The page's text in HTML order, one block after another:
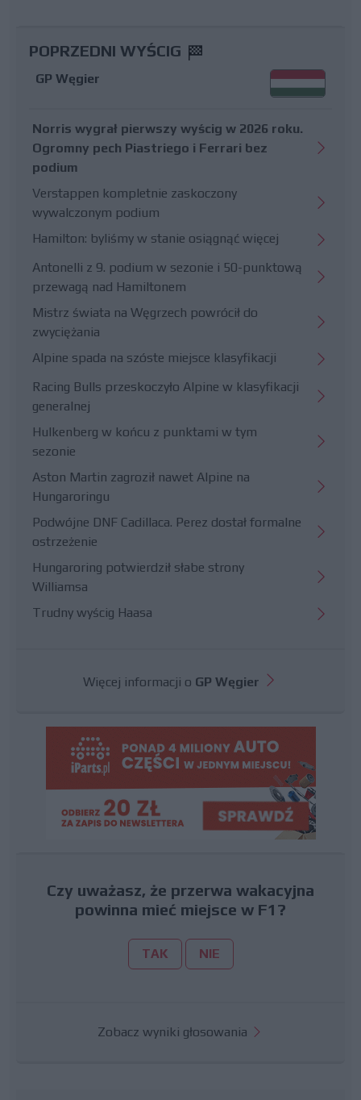
POPRZEDNI WYŚCIG
GP Węgier
Norris wygrał pierwszy wyścig w 2026 roku.
Ogromny pech Piastriego i Ferrari bez
podium
Verstappen kompletnie zaskoczony
wywalczonym podium
Hamilton: byliśmy w stanie osiągnąć więcej
Antonelli z 9. podium w sezonie i 50-punktową
przewagą nad Hamiltonem
Mistrz świata na Węgrzech powrócił do
zwyciężania
Alpine spada na szóste miejsce klasyfikacji
Racing Bulls przeskoczyło Alpine w klasyfikacji
generalnej
Hulkenberg w końcu z punktami w tym
sezonie
Aston Martin zagroził nawet Alpine na
Hungaroringu
Podwójne DNF Cadillaca. Perez dostał formalne
ostrzeżenie
Hungaroring potwierdził słabe strony
Williamsa
Trudny wyścig Haasa
Więcej informacji o GP Węgier
Czy uważasz, że przerwa wakacyjna
powinna mieć miejsce w F1?
TAK NIE
Zobacz wyniki głosowania